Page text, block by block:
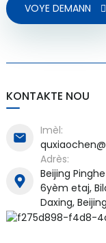
VOYE DEMANN
KONTAKTE NOU
Imèl:
Adrès:
Beijing Pinghe
6yèm etaj,
Daxing,